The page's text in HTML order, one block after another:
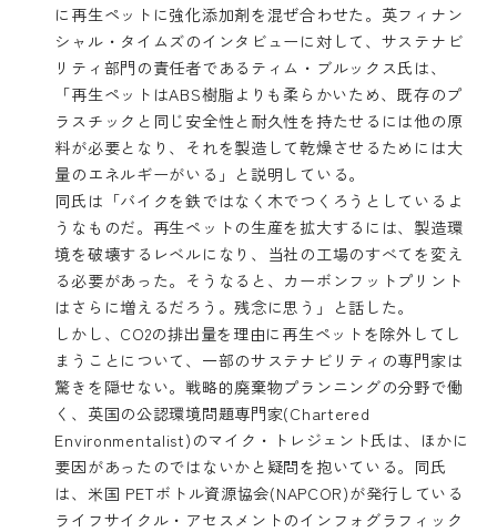
に再生ペットに強化添加剤を混ぜ合わせた。英フィナン
シャル・タイムズのインタビューに対して、サステナビ
リティ部門の責任者であるティム・ブルックス氏は、
「再生ペットはABS樹脂よりも柔らかいため、既存のプ
ラスチックと同じ安全性と耐久性を持たせるには他の原
料が必要となり、それを製造して乾燥させるためには大
量のエネルギーがいる」と説明している。
同氏は「バイクを鉄ではなく木でつくろうとしているよ
うなものだ。再生ペットの生産を拡大するには、製造環
境を破壊するレベルになり、当社の工場のすべてを変え
る必要があった。そうなると、カーボンフットプリント
はさらに増えるだろう。残念に思う」と話した。
しかし、CO2の排出量を理由に再生ペットを除外してし
まうことについて、一部のサステナビリティの専門家は
驚きを隠せない。戦略的廃棄物プランニングの分野で働
く、英国の公認環境問題専門家(Chartered
Environmentalist)のマイク・トレジェント氏は、ほかに
要因があったのではないかと疑問を抱いている。同氏
は、米国 PETボトル資源協会(NAPCOR)が発行している
ライフサイクル・アセスメントのインフォグラフィック